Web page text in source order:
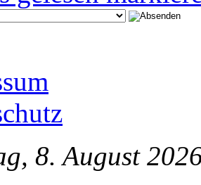
8. August